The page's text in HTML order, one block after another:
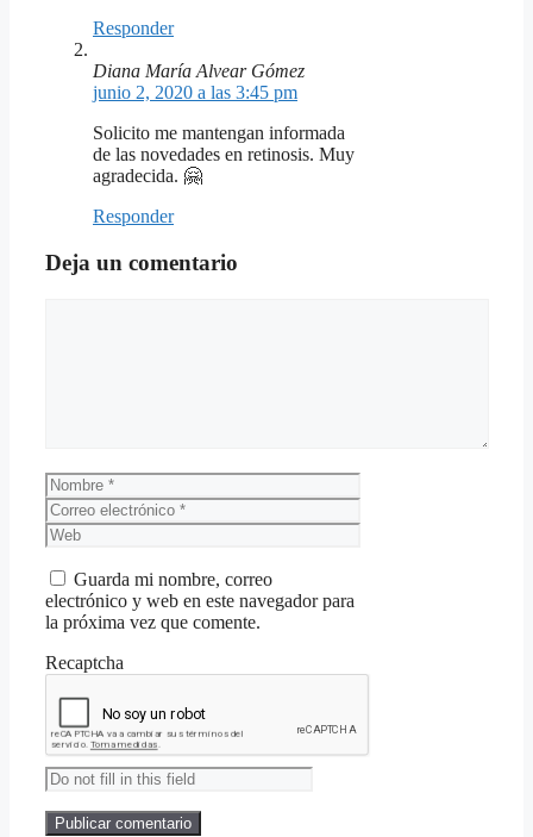
Responder
Diana María Alvear Gómez
junio 2, 2020 a las 3:45 pm
Solicito me mantengan informada
de las novedades en retinosis. Muy
agradecida. 🤗
Responder
Deja un comentario
Nombre
Correo
electrónico
Web
Guarda mi nombre, correo
electrónico y web en este navegador para
la próxima vez que comente.
Recaptcha